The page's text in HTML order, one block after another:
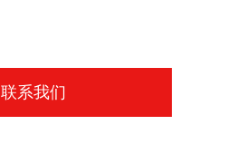
联系我们